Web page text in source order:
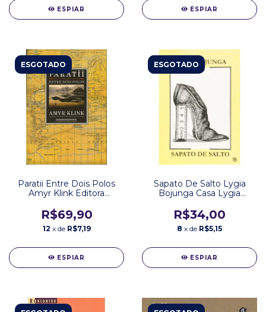
ESPIAR ESPIAR
ESGOTADO
Paratii Entre Dois Polos
Amyr Klink Editora
R$69,90
12 x de R$7,19
ESPIAR
ESGOTADO
Sapato De Salto Lygia
Bojunga Casa Lygia
R$34,00
8 x de R$5,15
ESPIAR